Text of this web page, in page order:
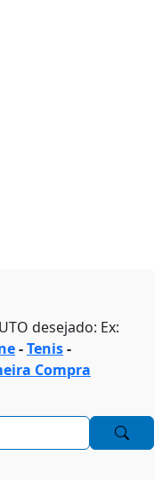
desejado: Ex:
-Tenis-
Compra